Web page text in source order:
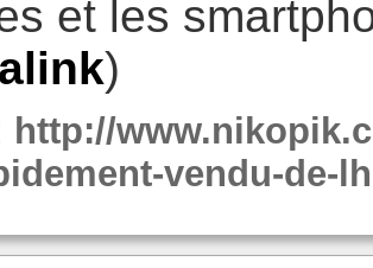
et les
)
http://
vendu-de-